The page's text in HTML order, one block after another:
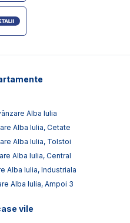
Alba Iulia
Alba Iulia, Cetate
Alba Iulia, Tolstoi
Alba Iulia, Central
Alba Iulia, Industriala
Alba Iulia, Ampoi 3
vile